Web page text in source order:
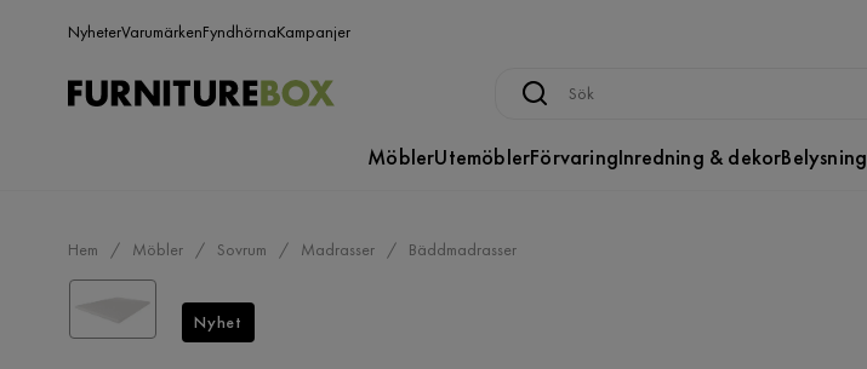
NyheterVarumärkenFyndhörnaKampanjer
MöblerUtemöblerFörvaringInredning & dekorBelysning
Hem Möbler Sovrum Madrasser Bäddmadrasser
Nyhet